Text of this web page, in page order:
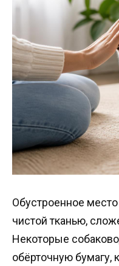
Обустроенное
чистой тканью,
Некоторые
обёрточную бумагу,